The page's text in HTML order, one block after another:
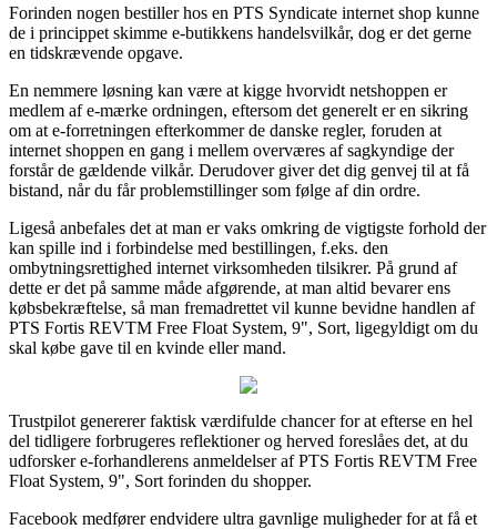
Forinden nogen bestiller hos en PTS Syndicate internet shop kunne
de i princippet skimme e-butikkens handelsvilkår, dog er det gerne
en tidskrævende opgave.
En nemmere løsning kan være at kigge hvorvidt netshoppen er
medlem af e-mærke ordningen, eftersom det generelt er en sikring
om at e-forretningen efterkommer de danske regler, foruden at
internet shoppen en gang i mellem overværes af sagkyndige der
forstår de gældende vilkår. Derudover giver det dig genvej til at få
bistand, når du får problemstillinger som følge af din ordre.
Ligeså anbefales det at man er vaks omkring de vigtigste forhold der
kan spille ind i forbindelse med bestillingen, f.eks. den
ombytningsrettighed internet virksomheden tilsikrer. På grund af
dette er det på samme måde afgørende, at man altid bevarer ens
købsbekræftelse, så man fremadrettet vil kunne bevidne handlen af
PTS Fortis REVTM Free Float System, 9", Sort, ligegyldigt om du
skal købe gave til en kvinde eller mand.
Trustpilot genererer faktisk værdifulde chancer for at efterse en hel
del tidligere forbrugeres reflektioner og herved foreslåes det, at du
udforsker e-forhandlerens anmeldelser af PTS Fortis REVTM Free
Float System, 9", Sort forinden du shopper.
Facebook medfører endvidere ultra gavnlige muligheder for at få et